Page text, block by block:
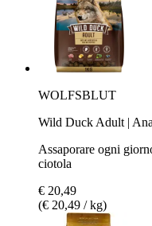
WOLFSBLUT
Wild Duck Adult |
Assaporare ogni
ciotola
€ 20,49
(€ 20,49 / kg)